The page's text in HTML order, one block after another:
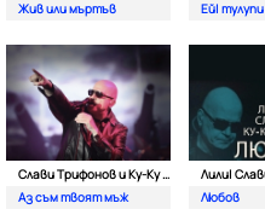
Жив или мъртъв
Ей| тулупи
Слави Трифонов и Ку-Kу Бенд
Аз съм твоят мъж
Любов